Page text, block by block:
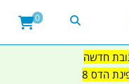
חדשה
0